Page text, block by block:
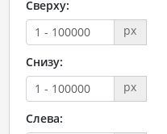
Сверху:
px
Снизу:
px
Слева: